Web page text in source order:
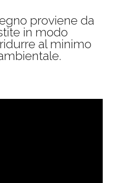
proviene da
in modo
al minimo